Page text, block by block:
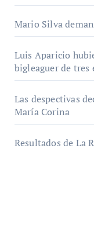
Mario Silva
Luis Aparicio
bigleaguer de tres
Las despectivas
María Corina
Resultados de La